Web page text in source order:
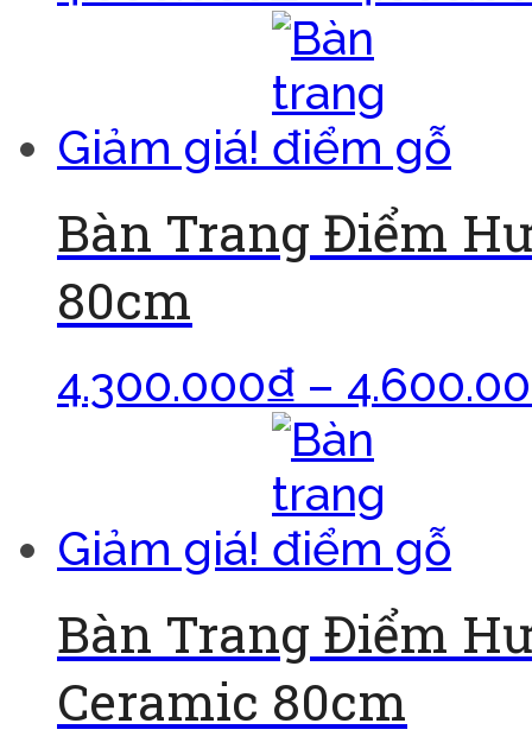
Giảm giá!
Bàn Trang Điểm
80cm
4.300.000₫ –
Giảm giá!
Bàn Trang Điểm
Ceramic 80cm